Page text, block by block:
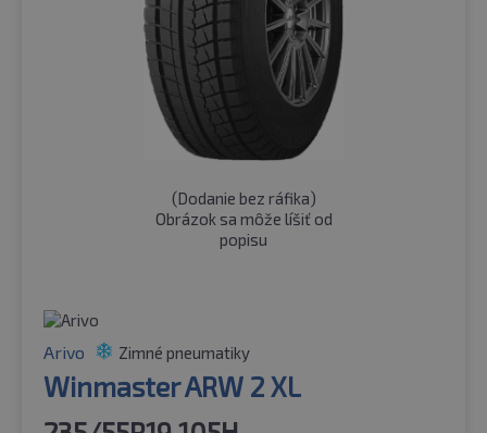
(Dodanie bez ráfika)
Obrázok sa môže líšiť od
popisu
Arivo Zimné pneumatiky
Winmaster ARW 2 XL